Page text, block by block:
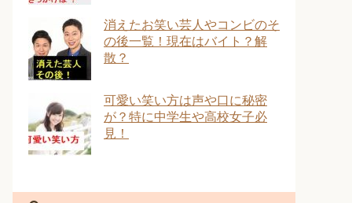
消えたお笑い芸人やコンビのそ
の後一覧！現在はバイト？解
散？
可愛い笑い方は声や口に秘密
が？特に中学生や高校女子必
見！